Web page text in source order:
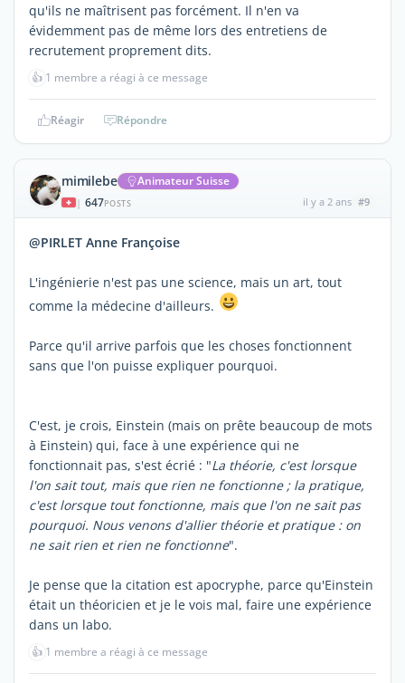
qu'ils ne maîtrisent pas forcément. Il n'en va
évidemment pas de même lors des entretiens de
recrutement proprement dits.
👍 1 membre a réagi à ce message
Réagir Répondre
mimilebe Animateur Suisse
| 647POSTS il y a 2 ans #9
@PIRLET Anne Françoise
L'ingénierie n'est pas une science, mais un art, tout
comme la médecine d'ailleurs.
Parce qu'il arrive parfois que les choses fonctionnent
sans que l'on puisse expliquer pourquoi.
C'est, je crois, Einstein (mais on prête beaucoup de mots
à Einstein) qui, face à une expérience qui ne
fonctionnait pas, s'est écrié : "La théorie, c'est lorsque
l'on sait tout, mais que rien ne fonctionne ; la pratique,
c'est lorsque tout fonctionne, mais que l'on ne sait pas
pourquoi. Nous venons d'allier théorie et pratique : on
ne sait rien et rien ne fonctionne".
Je pense que la citation est apocryphe, parce qu'Einstein
était un théoricien et je le vois mal, faire une expérience
dans un labo.
👍 1 membre a réagi à ce message